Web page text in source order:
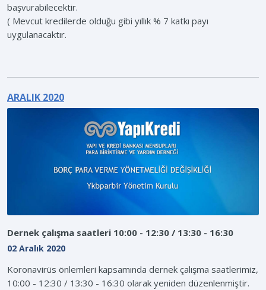
başvurabilecektir.
( Mevcut kredilerde olduğu gibi yıllık % 7 katkı payı
uygulanacaktır.
ARALIK 2020
Dernek çalışma saatleri 10:00 - 12:30 / 13:30 - 16:30
02 Aralık 2020
Koronavirüs önlemleri kapsamında dernek çalışma saatlerimiz,
10:00 - 12:30 / 13:30 - 16:30 olarak yeniden düzenlenmiştir.